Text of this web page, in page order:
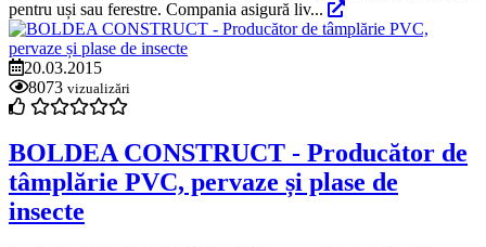
pentru uși sau ferestre. Compania asigură liv...
20.03.2015
8073 vizualizări
BOLDEA CONSTRUCT - Producător de
tâmplărie PVC, pervaze și plase de
insecte